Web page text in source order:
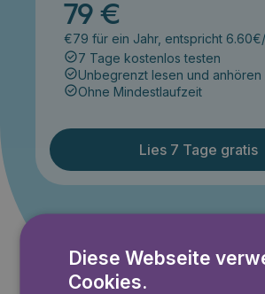
79 €
€79 für ein Jahr, entspricht
7 Tage kostenlos testen
Unbegrenzt lesen und anhören
Ohne Mindestlaufzeit
Lies 7 Tage gratis
Diese Webseite
Cookies.